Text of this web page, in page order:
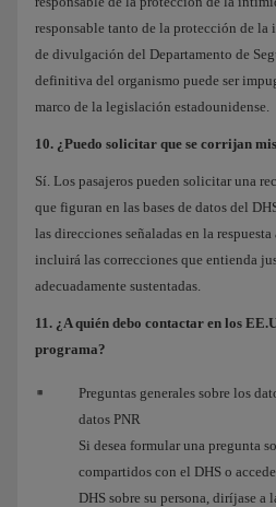
responsable tanto de la protección de
de divulgación del Departamento de
definitiva del organismo puede ser
marco de la legislación estadounidense.
10. ¿Puedo solicitar que se corrijan
Sí. Los pasajeros pueden solicitar una
que figuran en las bases de datos del
las direcciones señaladas en la
incluirá las correcciones que entienda
adecuadamente sustentadas.
11. ¿A quién debo contactar en los
programa?
Preguntas generales sobre los
datos PNR
Si desea formular una pregunta
compartidos con el DHS o
DHS sobre su persona, diríjase